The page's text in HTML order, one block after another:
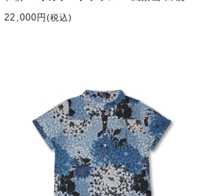
22,000円(税込)